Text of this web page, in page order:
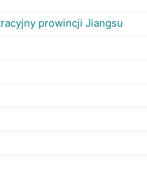
prowincji Jiangsu